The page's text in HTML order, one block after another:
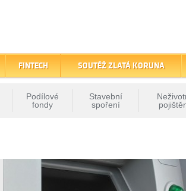
FINTECH SOUTĚŽ ZLATÁ KORUNA
Podílové
fondy
Stavební
spoření